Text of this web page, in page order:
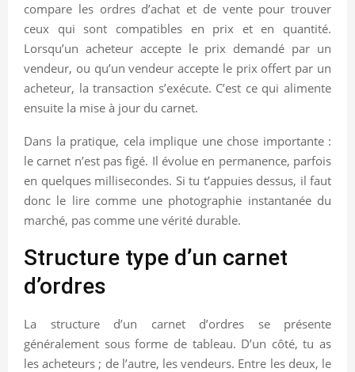
compare les ordres d’achat et de vente pour trouver
ceux qui sont compatibles en prix et en quantité.
Lorsqu’un acheteur accepte le prix demandé par un
vendeur, ou qu’un vendeur accepte le prix offert par un
acheteur, la transaction s’exécute. C’est ce qui alimente
ensuite la mise à jour du carnet.
Dans la pratique, cela implique une chose importante :
le carnet n’est pas figé. Il évolue en permanence, parfois
en quelques millisecondes. Si tu t’appuies dessus, il faut
donc le lire comme une photographie instantanée du
marché, pas comme une vérité durable.
Structure type d’un carnet
d’ordres
La structure d’un carnet d’ordres se présente
généralement sous forme de tableau. D’un côté, tu as
les acheteurs ; de l’autre, les vendeurs. Entre les deux, le